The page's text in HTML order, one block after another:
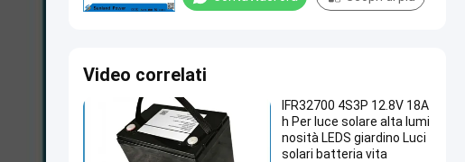
Utensili Elettrici, Apparecchiature
Video correlati
IFR32700 4S3P 12.8V 18A
h Per luce solare alta lumi
nosità LEDS giardino Luci
solari batteria vita